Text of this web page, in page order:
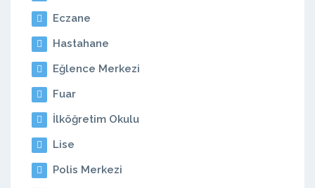
Eczane
Hastahane
Eğlence Merkezi
Fuar
İlköğretim Okulu
Lise
Polis Merkezi